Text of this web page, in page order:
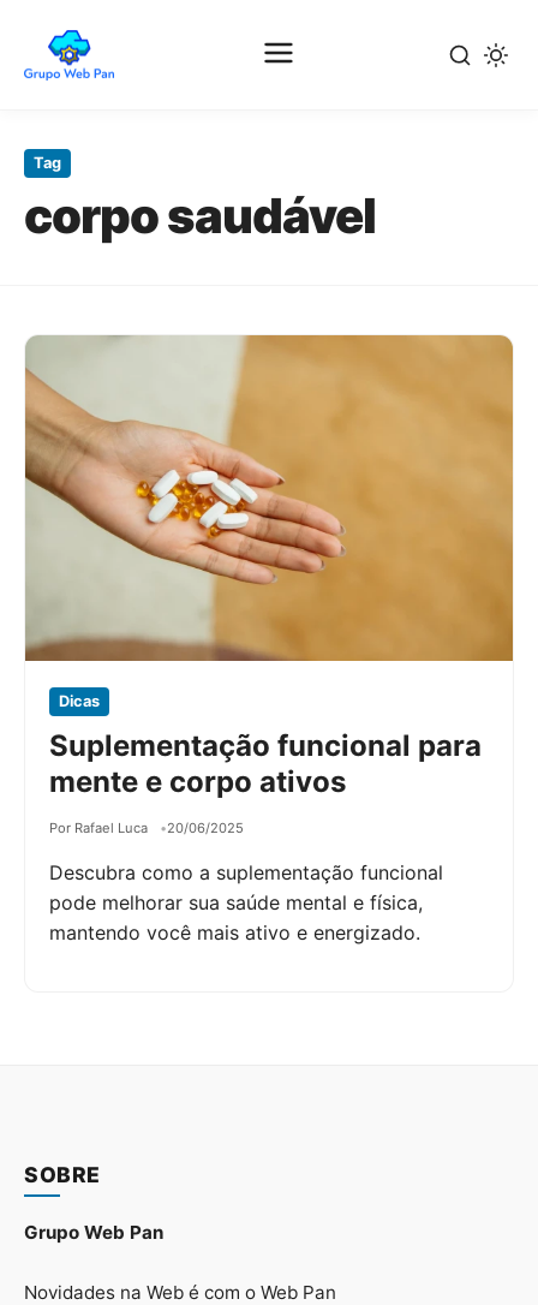
para
conteúdo
Tag
corpo saudável
Dicas
Suplementação funcional para
mente e corpo ativos
Por Rafael Luca 20/06/2025
Descubra como a suplementação funcional
pode melhorar sua saúde mental e física,
mantendo você mais ativo e energizado.
SOBRE
Grupo Web Pan
Novidades na Web é com o Web Pan